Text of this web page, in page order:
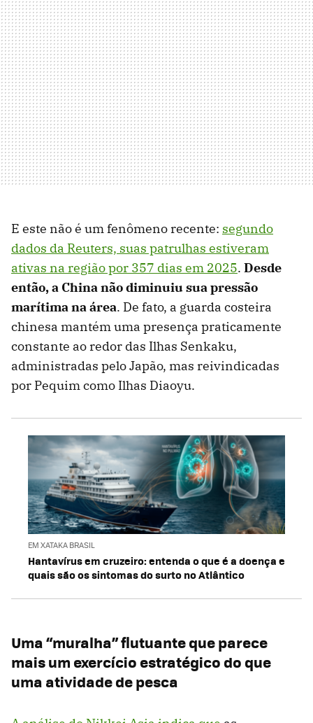
E este não é um fenômeno recente: segundo
dados da Reuters, suas patrulhas estiveram
ativas na região por 357 dias em 2025. Desde
então, a China não diminuiu sua pressão
marítima na área. De fato, a guarda costeira
chinesa mantém uma presença praticamente
constante ao redor das Ilhas Senkaku,
administradas pelo Japão, mas reivindicadas
por Pequim como Ilhas Diaoyu.
EM XATAKA BRASIL
Hantavírus em cruzeiro: entenda o que é a doença e
quais são os sintomas do surto no Atlântico
Uma “muralha” flutuante que parece
mais um exercício estratégico do que
uma atividade de pesca